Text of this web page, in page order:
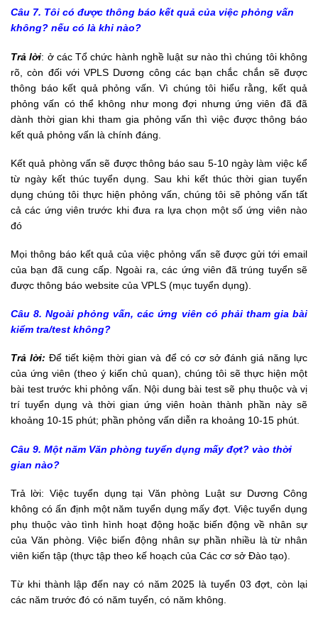
Câu 7. Tôi có được thông báo kết quả của việc phỏng vấn
không? nếu có là khi nào?
Trả lời: ở các Tổ chức hành nghề luật sư nào thì chúng tôi không
rõ, còn đối với VPLS Dương công các bạn chắc chắn sẽ được
thông báo kết quả phỏng vấn. Vì chúng tôi hiểu rằng, kết quả
phỏng vấn có thể không như mong đợi nhưng ứng viên đã đã
dành thời gian khi tham gia phỏng vấn thì việc được thông báo
kết quả phỏng vấn là chính đáng.
Kết quả phòng vấn sẽ được thông báo sau 5-10 ngày làm việc kể
từ ngày kết thúc tuyển dụng. Sau khi kết thúc thời gian tuyển
dụng chúng tôi thực hiện phỏng vấn, chúng tôi sẽ phỏng vấn tất
cả các ứng viên trước khi đưa ra lựa chọn một số ứng viên nào
đó
Mọi thông báo kết quả của việc phỏng vấn sẽ được gửi tới email
của bạn đã cung cấp. Ngoài ra, các ứng viên đã trúng tuyển sẽ
được thông báo website của VPLS (mục tuyển dụng).
Câu 8. Ngoài phỏng vấn, các ứng viên có phải tham gia bài
kiểm tra/test không?
Trả lời: Để tiết kiệm thời gian và để có cơ sở đánh giá năng lực
của ứng viên (theo ý kiến chủ quan), chúng tôi sẽ thực hiện một
bài test trước khi phỏng vấn. Nội dung bài test sẽ phụ thuộc và vị
trí tuyển dụng và thời gian ứng viên hoàn thành phần này sẽ
khoảng 10-15 phút; phần phỏng vấn diễn ra khoảng 10-15 phút.
Câu 9. Một năm Văn phòng tuyển dụng mấy đợt? vào thời
gian nào?
Trả lời: Việc tuyển dụng tại Văn phòng Luật sư Dương Công
không có ấn định một năm tuyển dụng mấy đợt. Việc tuyển dụng
phụ thuộc vào tình hình hoạt động hoặc biến động về nhân sự
của Văn phòng. Việc biến động nhân sự phần nhiều là từ nhân
viên kiến tập (thực tập theo kế hoạch của Các cơ sở Đào tạo).
Từ khi thành lập đến nay có năm 2025 là tuyển 03 đợt, còn lại
các năm trước đó có năm tuyển, có năm không.